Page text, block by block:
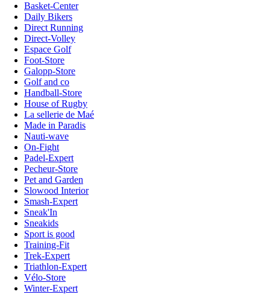
Basket-Center
Daily Bikers
Direct Running
Direct-Volley
Espace Golf
Foot-Store
Galopp-Store
Golf and co
Handball-Store
House of Rugby
La sellerie de Maé
Made in Paradis
Nauti-wave
On-Fight
Padel-Expert
Pecheur-Store
Pet and Garden
Slowood Interior
Smash-Expert
Sneak'In
Sneakids
Sport is good
Training-Fit
Trek-Expert
Triathlon-Expert
Vélo-Store
Winter-Expert